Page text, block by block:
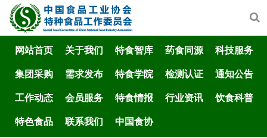
网站首页 关于我们 特食智库 药食同源 科技服务
集团采购 需求发布 特食学院 检测认证 通知公告
工作动态 会员服务 特食情报 行业资讯 饮食科普
特色食品 联系我们 中国食协